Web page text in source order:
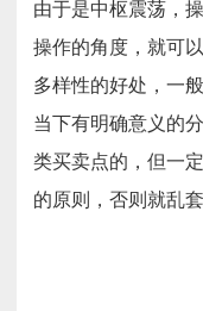
由于是中枢震荡，
操作的角度，就可
多样性的好处，一
当下有明确意义的
类买卖点的，但一
的原则，否则就乱套